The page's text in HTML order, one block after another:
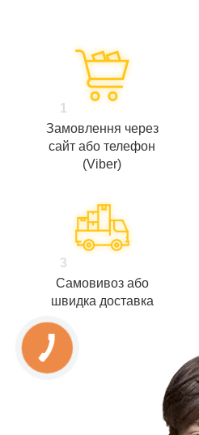
1
Замовлення через
сайт або телефон
(Viber)
3
Самовивоз або
швидка доставка